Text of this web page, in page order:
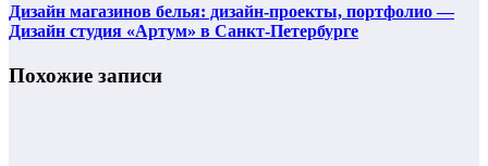
Дизайн магазинов белья: дизайн-проекты, портфолио —
Дизайн студия «Артум» в Санкт-Петербурге
Похожие записи